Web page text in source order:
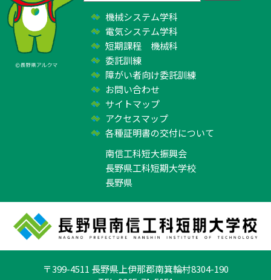
機械システム学科
電気システム学科
短期課程 機械科
委託訓練
障がい者向け委託訓練
お問い合わせ
サイトマップ
アクセスマップ
各種証明書の交付について
南信工科短大振興会
長野県工科短期大学校
長野県
〒399-4511 長野県上伊那郡南箕輪村8304-190